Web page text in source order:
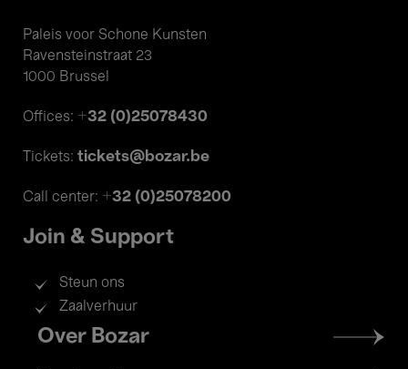
Paleis voor Schone Kunsten
Ravensteinstraat 23
1000 Brussel
Offices: +32 (0)25078430
Tickets: tickets@bozar.be
Call center: +32 (0)25078200
Join & Support
Steun ons
Zaalverhuur
Footer
menu
Over Bozar